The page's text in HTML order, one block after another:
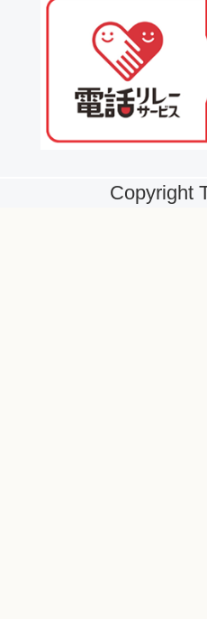
Copyright